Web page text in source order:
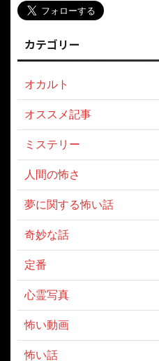
カテゴリー
オカルト
オススメ記事
ミステリー
人間の怖さ
夢に関する怖い話
奇妙な話
定番
心霊写真
怖い動画
怖い話